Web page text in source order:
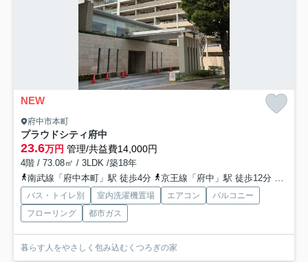
NEW
府中市本町
プラウドシティ府中
23.6万円 管理/共益費14,000円
4階 / 73.08㎡ / 3LDK /築18年
南武線「府中本町」駅 徒歩4分
京王線「府中」駅 徒歩12分
バス・トイレ別 室内洗濯機置場 エアコン
バルコニー
フローリング
都市ガス
暮らす人をやさしく包み込むくつろぎの家